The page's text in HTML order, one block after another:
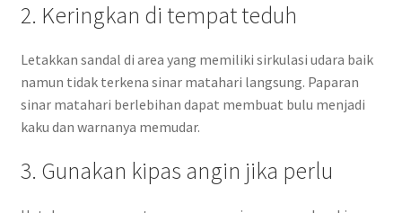
2. Keringkan di tempat teduh
Letakkan sandal di area yang memiliki sirkulasi udara baik
namun tidak terkena sinar matahari langsung. Paparan
sinar matahari berlebihan dapat membuat bulu menjadi
kaku dan warnanya memudar.
3. Gunakan kipas angin jika perlu